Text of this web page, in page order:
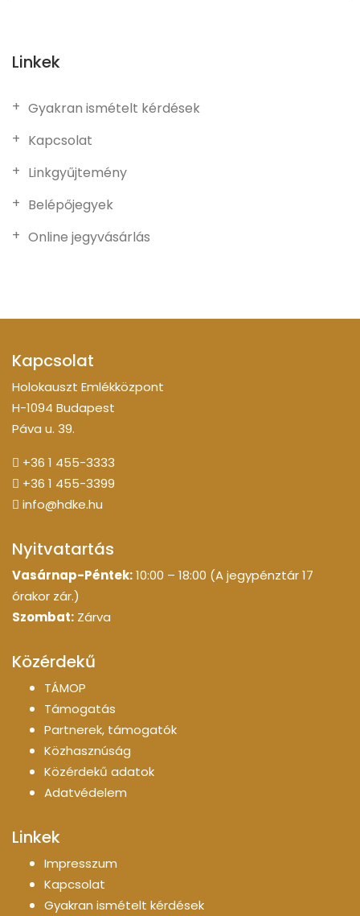
Linkek
Gyakran ismételt kérdések
Kapcsolat
Linkgyűjtemény
Belépőjegyek
Online jegyvásárlás
Kapcsolat
Holokauszt Emlékközpont
H-1094 Budapest
Páva u. 39.
+36 1 455-3333
+36 1 455-3399
info@hdke.hu
Nyitvatartás
Vasárnap-Péntek:10:00 – 18:00 (A jegypénztár 17
órakor zár.)
Szombat: Zárva
Közérdekű
TÁMOP
Támogatás
Partnerek, támogatók
Közhasznúság
Közérdekű adatok
Adatvédelem
Linkek
Impresszum
Kapcsolat
Gyakran ismételt kérdések